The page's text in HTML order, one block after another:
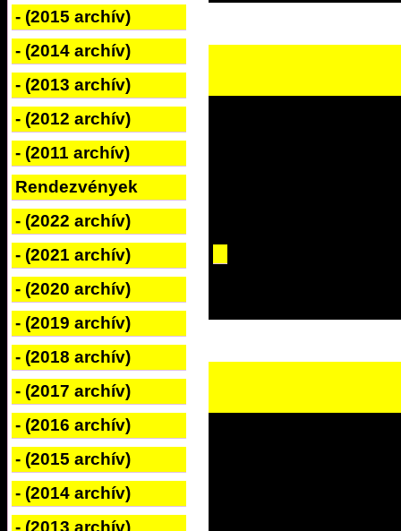
- (2015 archív)
- (2014 archív)
- (2013 archív)
- (2012 archív)
- (2011 archív)
Rendezvények
- (2022 archív)
- (2021 archív)
- (2020 archív)
- (2019 archív)
- (2018 archív)
- (2017 archív)
- (2016 archív)
- (2015 archív)
- (2014 archív)
- (2013 archív)